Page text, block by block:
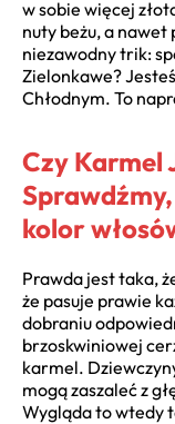
w sobie więcej
nuty beżu, a nawet
niezawodny trik:
Zielonkawe?
Chłodnym. To
Czy Karmel
kolor
Prawda jest taka,
że pasuje prawie
dobraniu
brzoskwiniowej
karmel.
mogą zaszaleć z
Wygląda to wtedy